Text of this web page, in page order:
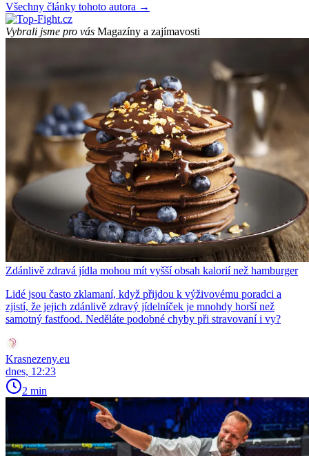
Všechny články tohoto autora →
Vybrali jsme pro vás Magazíny a zajímavosti
Zdánlivě zdravá jídla mohou mít vyšší obsah kalorií než hamburger
Lidé jsou často zklamaní, když přijdou k výživovému poradci a
zjistí, že jejich zdánlivě zdravý jídelníček je mnohdy horší než
samotný fastfood. Neděláte podobné chyby při stravovaní i vy?
Krasnezeny.eu
dnes, 12:23
2 min